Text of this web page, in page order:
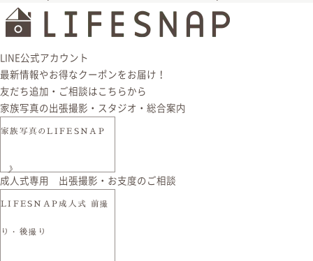
LINE公式アカウント
最新情報やお得なクーポンをお届け！
友だち追加・ご相談はこちらから
家族写真の出張撮影・スタジオ・総合案内
家族写真のLIFESNAP
》
成人式専用 出張撮影・お支度のご相談
LIFESNAP成人式 前撮
り・後撮り